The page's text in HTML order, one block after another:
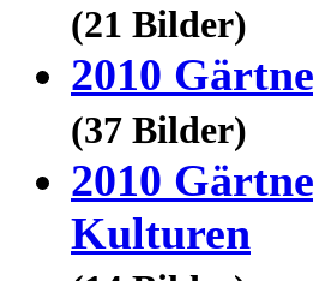
(21 Bilder)
2010
(37 Bilder)
2010
Kulturen